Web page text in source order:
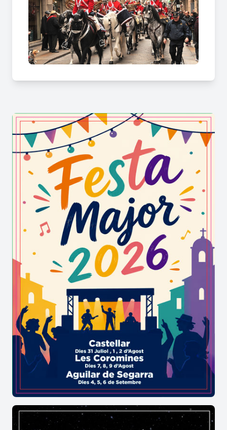
Abad (Cocheros de Barcelona) es va transformar
en “Montepio de San Antonio Abad (Caleseros
de Barcelona) i ja a l’any 1985 es fundà la
“Germandat de Sant Antoni Abat de Barcelona,
del extint montepio i fins la data que finalment se